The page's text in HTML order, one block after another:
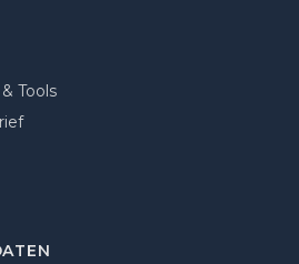
Tools